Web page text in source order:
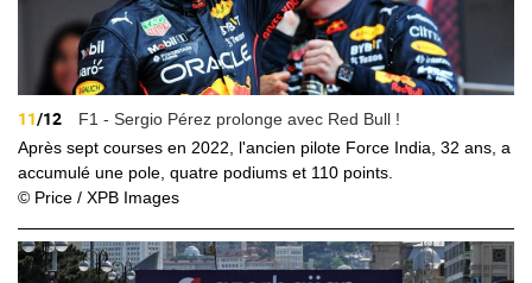
11/12
F1 - Sergio Pérez prolonge avec Red Bull !
Après sept courses en 2022, l'ancien pilote Force India, 32 ans, a
accumulé une pole, quatre podiums et 110 points.
© Price / XPB Images